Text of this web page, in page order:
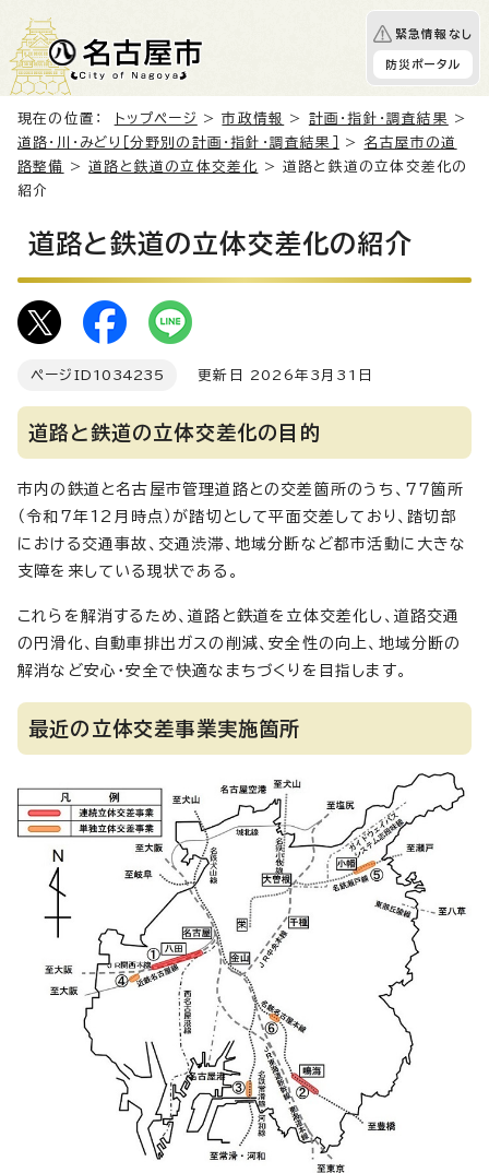
緊急情報なし
防災ポータル
現在の位置： トップページ >市政情報 > 計画・指針・調査結果
>
道路・川・みどり［分野別の計画・指針・調査結果］
> 名古屋市の道
路整備
>道路と鉄道の立体交差化
> 道路と鉄道の立体交差化の
紹介
道路と鉄道の立体交差化の紹介
ページID 1034235 更新日 2026年3月31日
道路と鉄道の立体交差化の目的
市内の鉄道と名古屋市管理道路との交差箇所のうち、77箇所
（令和7年12月時点）が踏切として平面交差しており、踏切部
における交通事故、交通渋滞、地域分断など都市活動に大きな
支障を来している現状である。
これらを解消するため、道路と鉄道を立体交差化し、道路交通
の円滑化、自動車排出ガスの削減、安全性の向上、地域分断の
解消など安心・安全で快適なまちづくりを目指します。
最近の立体交差事業実施箇所